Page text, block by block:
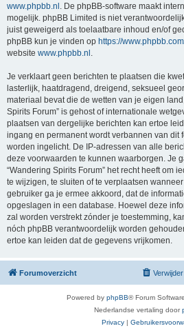
www.phpbb.nl . De phpBB-software maakt
mogelijk. phpBB Limited is niet
juist geweigerd als toelaatbare inhoud en/of
phpBB kun je vinden op https://
website www.phpbb.nl .
Je verklaart geen berichten te plaatsen die
lasterlijk, haatdragend, dreigend, seksueel
materiaal bevat die de wetten van je eigen
Spirits Forum” is gehost of internationale
plaatsen van dergelijke berichten kan ertoe
ingang en permanent wordt verbannen van dit
worden ingelicht. De IP-adressen van alle
deze voorwaarden te kunnen waarborgen. Je
“Wandering Spirits Forum” het recht heeft om
te wijzigen, te sluiten of te verplaatsen
gebruiker ga je ermee akkoord, dat de
opgeslagen in een database. Hoewel deze
zal worden verstrekt zónder je toestemming,
nóch phpBB verantwoordelijk worden
ertoe kan leiden dat de gegevens vrijkomen.
Forumoverzicht
Powered by phpBB® Forum
Nederlandse vertaling door
Privacy |